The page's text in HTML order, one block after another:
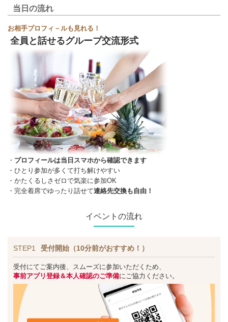
当日の流れ
お相手プロフィ－ルも見れる！
全員と話せるグループ交流形式
・ プロフィールは当日スマホから確認できます
・ひとり参加が多くて打ち解けやすい
・かたくるしさゼロで気楽に参加OK
・完全着席でゆったり話せて連絡先交換も自由！
イベントの流れ
STEP1 受付開始（10分前がおすすめ！）
受付にてご案内後、スムーズに参加いただくため、
事前アプリ登録＆本人確認のご準備にご協力ください。